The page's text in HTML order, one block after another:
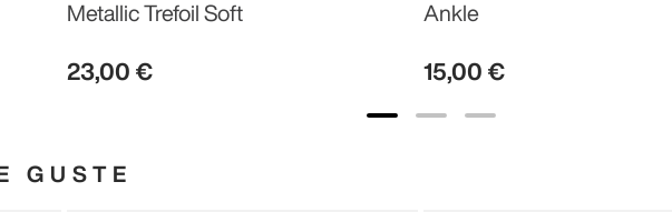
Metallic Trefoil Soft
23,00 €
Ankle
15,00 €
GUSTE